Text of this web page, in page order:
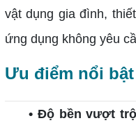
vật dụng gia đình,
ứng dụng không yêu
Ưu điểm nổi
• Độ bền vượt